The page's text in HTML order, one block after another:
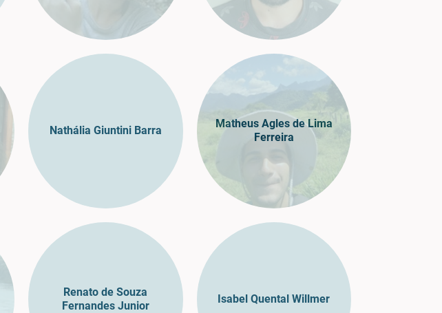
Nathália Giuntini Barra
Matheus Agles de Lima
Ferreira
Renato de Souza
Fernandes Junior
Isabel Quental Willmer